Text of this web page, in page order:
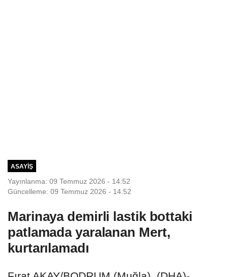
ASAYIŞ
Yayınlanma: 09 Temmuz 2026 - 14:52
Güncelleme: 09 Temmuz 2026 - 14:52
Marinaya demirli lastik bottaki
patlamada yaralanan Mert,
kurtarılamadı